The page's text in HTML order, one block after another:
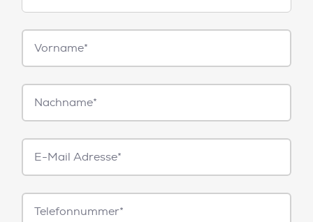
Vorname*
Nachname*
E-
Mail*
Telefonnummer